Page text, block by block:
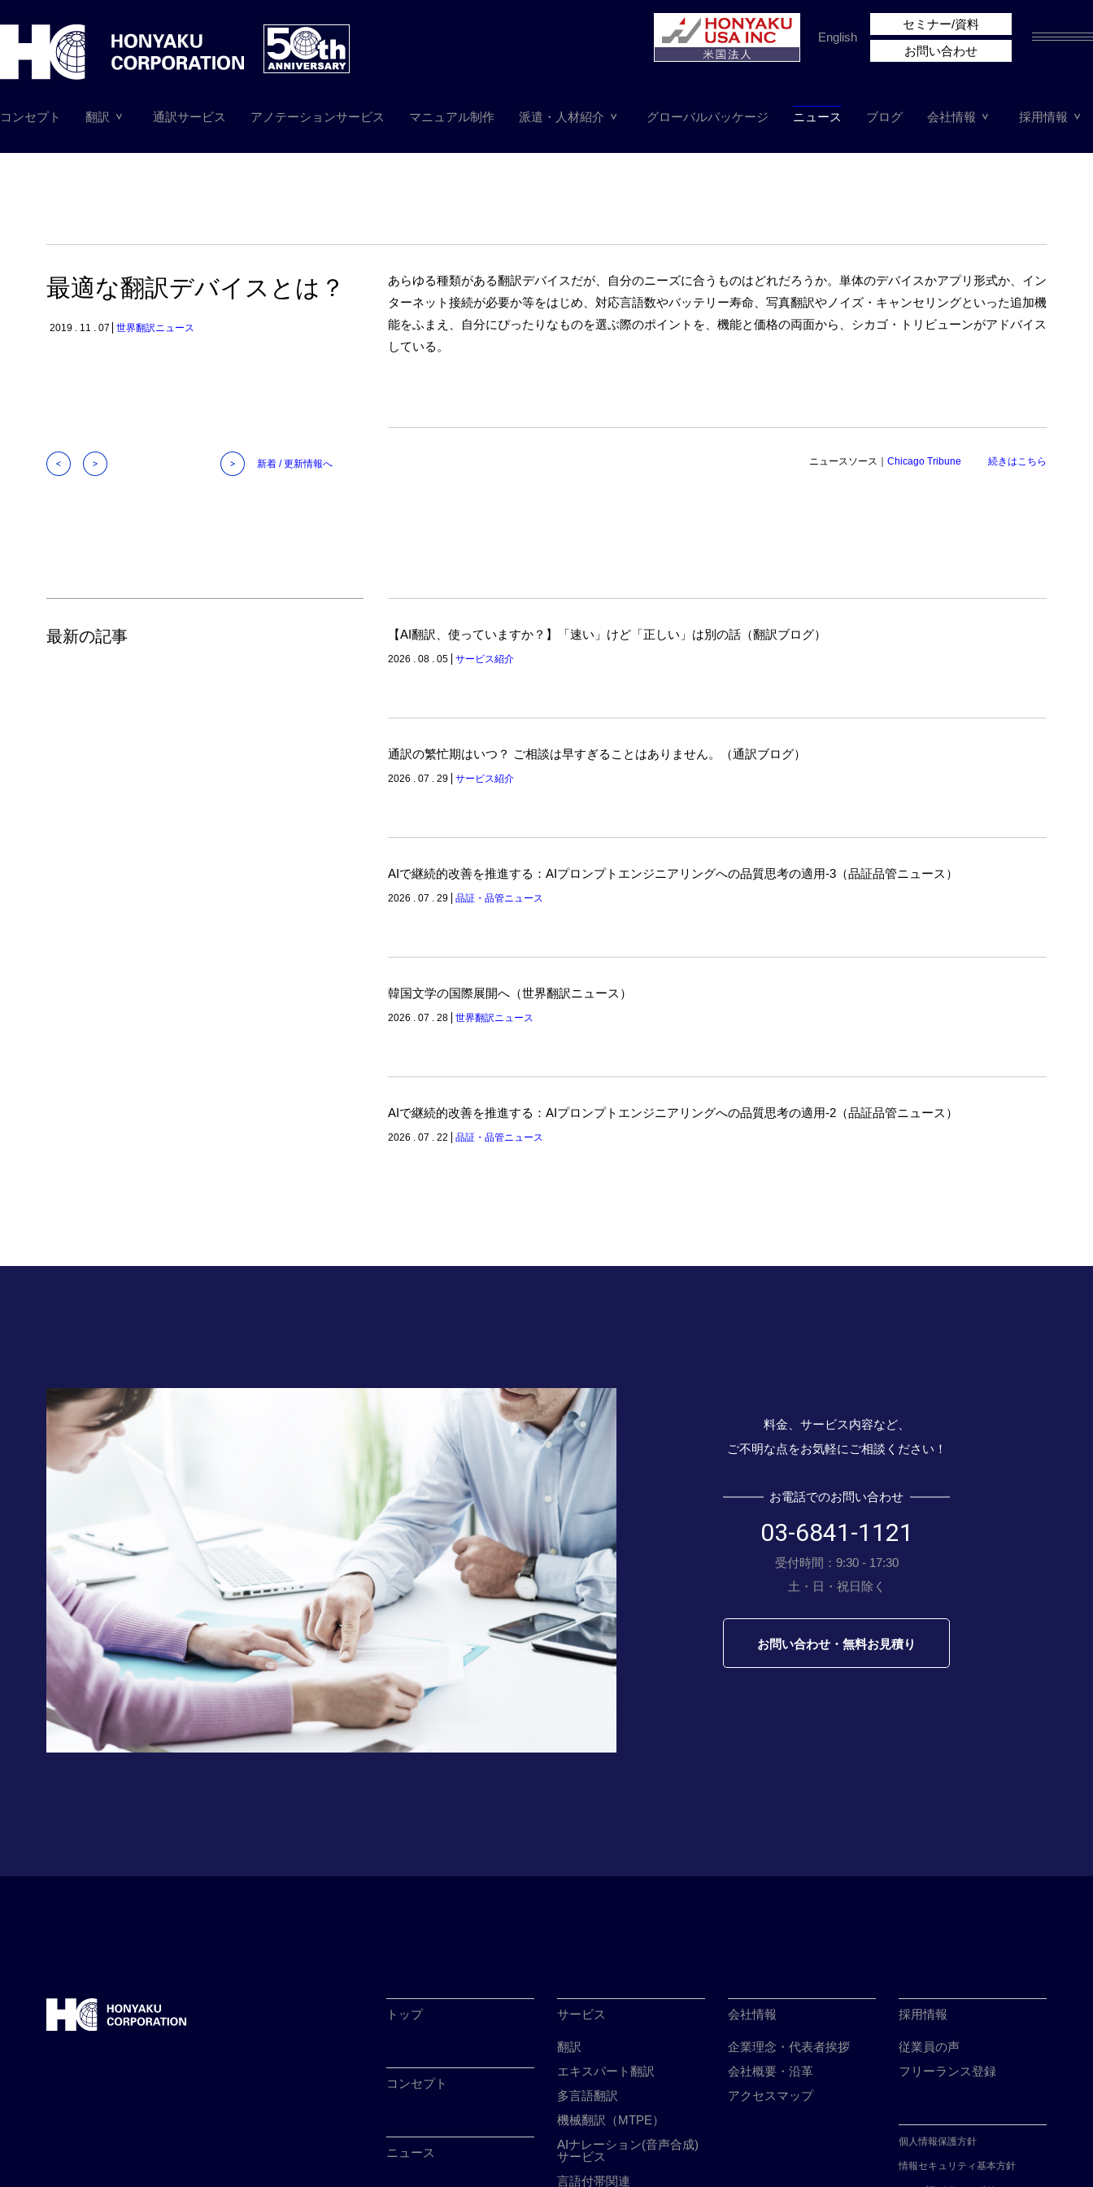
コンセプト 翻訳 通訳サービス アノテーションサービス マニュアル制作 派遣・人材紹介 グローバルパッケージ ニュース ブログ 会社情報 採用情報
English
セミナー/資料
お問い合わせ
最適な翻訳デバイスとは？
2019 . 11 . 07 世界翻訳ニュース
あらゆる種類がある翻訳デバイスだが、自分のニーズに合うものはどれだろうか。単体のデバイスかアプリ形式か、イン
ターネット接続が必要か等をはじめ、対応言語数やバッテリー寿命、写真翻訳やノイズ・キャンセリングといった追加機
能をふまえ、自分にぴったりなものを選ぶ際のポイントを、機能と価格の両面から、シカゴ・トリビューンがアドバイス
している。
新着 / 更新情報へ ニュースソース｜ Chicago Tribune 続きはこちら
最新の記事 【AI翻訳、使っていますか？】「速い」けど「正しい」は別の話（翻訳ブログ）
2026 . 08 . 05 サービス紹介
通訳の繁忙期はいつ？ ご相談は早すぎることはありません。（通訳ブログ）
2026 . 07 . 29 サービス紹介
AIで継続的改善を推進する：AIプロンプトエンジニアリングへの品質思考の適用-3（品証品管ニュース）
2026 . 07 . 29 品証・品管ニュース
韓国文学の国際展開へ（世界翻訳ニュース）
2026 . 07 . 28 世界翻訳ニュース
AIで継続的改善を推進する：AIプロンプトエンジニアリングへの品質思考の適用-2（品証品管ニュース）
2026 . 07 . 22 品証・品管ニュース
料金、サービス内容など、
ご不明な点をお気軽にご相談ください！
お電話でのお問い合わせ
03-6841-1121
受付時間：9:30 - 17:30
土・日・祝日除く
お問い合わせ・無料お見積り
トップ
コンセプト
ニュース
サービス
翻訳
エキスパート翻訳
多言語翻訳
機械翻訳（MTPE）
AIナレーション(音声合成)
サービス
言語付帯関連
会社情報
企業理念・代表者挨拶
会社概要・沿革
アクセスマップ
採用情報
従業員の声
フリーランス登録
個人情報保護方針
情報セキュリティ基本方針